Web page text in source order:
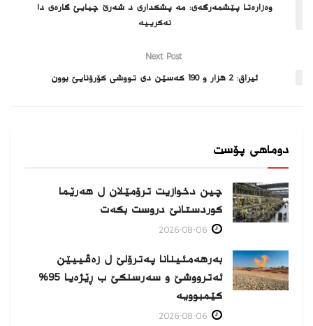
وەزارەتا پێشمەرگەى: مه‌ پشكدارى د شه‌رێ چیایێ گارەى ‌دا
نه‌كرییه‌
Next Post
ئیراق: 2 هزار و 190 كه‌سێن دى تووشی كۆرۆنایێ بوون
دوماهی پۆست
چین دخوازیت ترۆمێلان ل هەرێما
كوردستانێ دروست بكەت
بەرهەمئینانا په‌ترۆلێ ل زه‌ڤییێن
ئەترووشێ و سەرسنكێ ب ڕێژەیا 95%
كێمبوویە